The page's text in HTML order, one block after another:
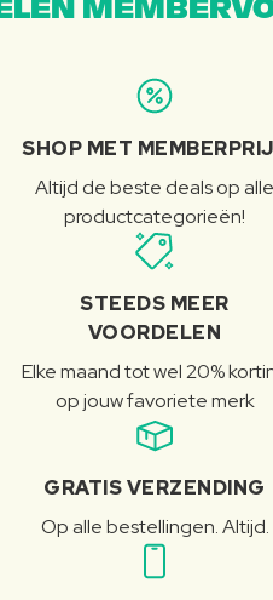
SHOP MET
Altijd de beste deals op alle
productcategorieën!
STEEDS MEER
VOORDELEN
Elke maand tot wel 20%
op jouw favoriete merk
GRATIS VERZENDING
Op alle bestellingen. Altijd.